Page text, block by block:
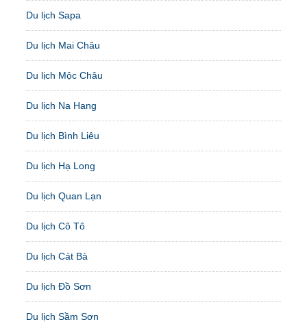
Du lịch Sapa
Du lịch Mai Châu
Du lịch Mộc Châu
Du lịch Na Hang
Du lịch Bình Liêu
Du lịch Hạ Long
Du lịch Quan Lạn
Du lịch Cô Tô
Du lịch Cát Bà
Du lịch Đồ Sơn
Du lịch Sầm Sơn